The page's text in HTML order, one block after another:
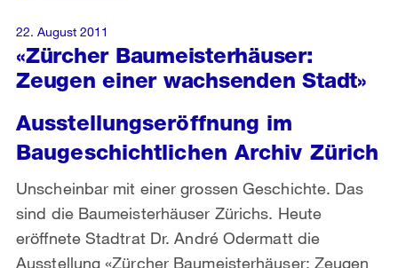
«Zürcher Baumeisterhäuser:
Zeugen einer wachsenden Stadt»
Ausstellungseröffnung im
Baugeschichtlichen Archiv Zürich
Unscheinbar mit einer grossen Geschichte. Das
sind die Baumeisterhäuser Zürichs. Heute
eröffnete Stadtrat Dr. André Odermatt die
Ausstellung «Zürcher Baumeisterhäuser: Zeugen
22. August 2011